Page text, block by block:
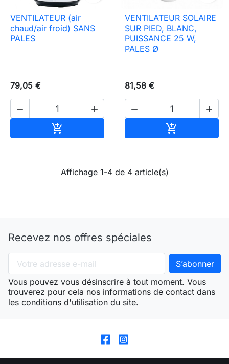
VENTILATEUR (air
chaud/air froid) SANS
PALES
79,05 €
 

VENTILATEUR SOLAIRE
SUR PIED, BLANC,
PUISSANCE 25 W,
PALES Ø
81,58 €
 

Affichage 1-4 de 4 article(s)
Recevez nos offres spéciales
Vous pouvez vous désinscrire à tout moment. Vous
trouverez pour cela nos informations de contact dans
les conditions d'utilisation du site.